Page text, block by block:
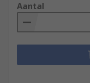
Aantal